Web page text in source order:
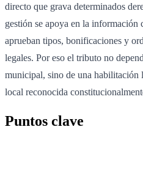
directo que grava determinados
gestión se apoya en la información
aprueban tipos, bonificaciones y
legales. Por eso el tributo no
municipal, sino de una habilitación
local reconocida
Puntos clave